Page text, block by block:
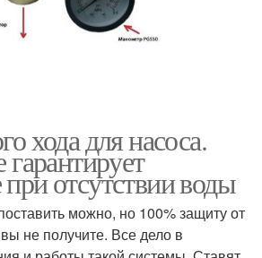
хода для насоса.
отсутствии воды
можно, но 100% защиту от
не получите. Все дело в